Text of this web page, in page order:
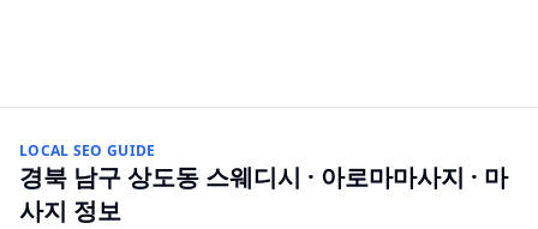
LOCAL SEO GUIDE
경북 남구 상도동 스웨디시 · 아로마마사지 · 마
사지 정보